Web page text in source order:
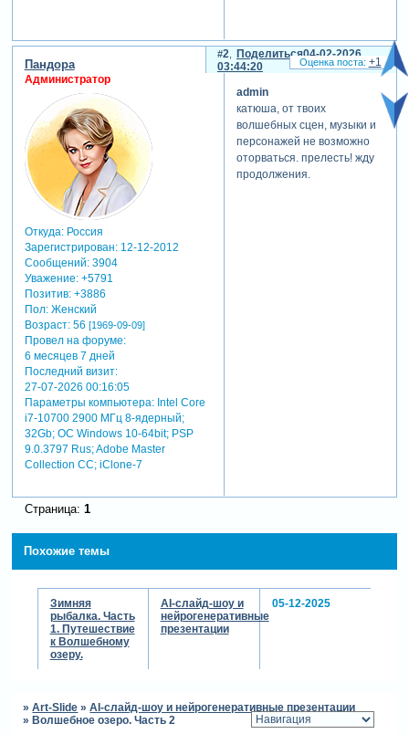
Поделиться
2
04-02-2026
03:44:20
Пандора
Администратор
Откуда:Россия
Зарегистрирован: 12-12-2012
Сообщений:3904
Уважение: +5791
Позитив: +3886
Пол:Женский
Возраст:56 [1969-09-09]
Провел на форуме:
6 месяцев 7 дней
Последний визит:
27-07-2026 00:16:05
Параметры компьютера:Intel Core
i7-10700 2900 МГц 8-ядерный;
32Gb; ОС Windows 10-64bit; PSP
9.0.3797 Rus; Adobe Master
Collection СС; iClone-7
admin
катюша, от твоих
волшебных сцен, музыки и
персонажей не возможно
оторваться. прелесть! жду
продолжения.
+1
Страница: 1
Похожие темы
Зимняя
рыбалка. Часть
1. Путешествие
к Волшебному
озеру.
AI-слайд-шоу и
нейрогенеративные
презентации
05-12-2025
»Art-Slide »AI-слайд-шоу и нейрогенеративные презентации
» Волшебное озеро. Часть 2